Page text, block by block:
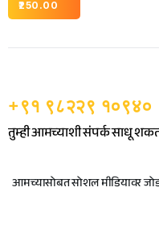
250.00
+९१ ९८२२९ १०९४०
तुम्ही आमच्याशी संपर्क साधू
आमच्यासोबत सोशल मीडियावर